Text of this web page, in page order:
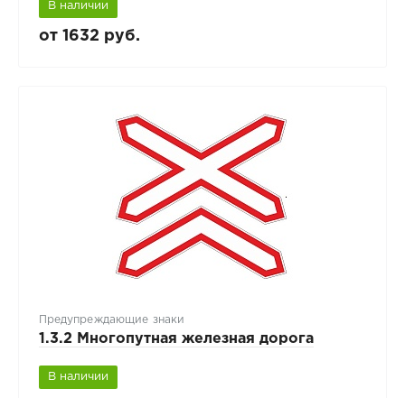
В наличии
от 1632 руб.
Предупреждающие знаки
1.3.2 Многопутная железная дорога
В наличии